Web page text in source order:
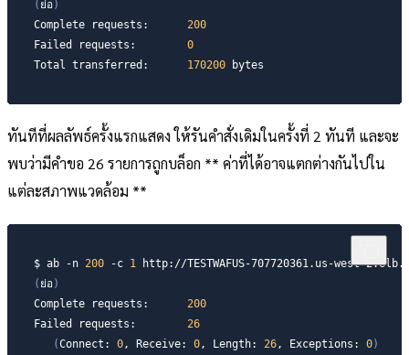
( ย่อ )
Complete requests: 200
Failed requests: 0
Total transferred: 170200 bytes
ทันทีที่ผลลัพธ์ครั้งแรกแสดง ให้รันคำสั่งเดิมในครั้งที่ 2 ทันที และจะ
พบว่ามีคำขอ 26 รายการถูกบล็อก ** ค่าที่ได้อาจแตกต่างกันไปใน
แต่ละสภาพแวดล้อม **
$ ab -n 200 -c 1
( ย่อ )
Complete requests: 200
Failed requests: 26
(Connect: 0, Receive: 0, Length: 26, Exceptions: 0)